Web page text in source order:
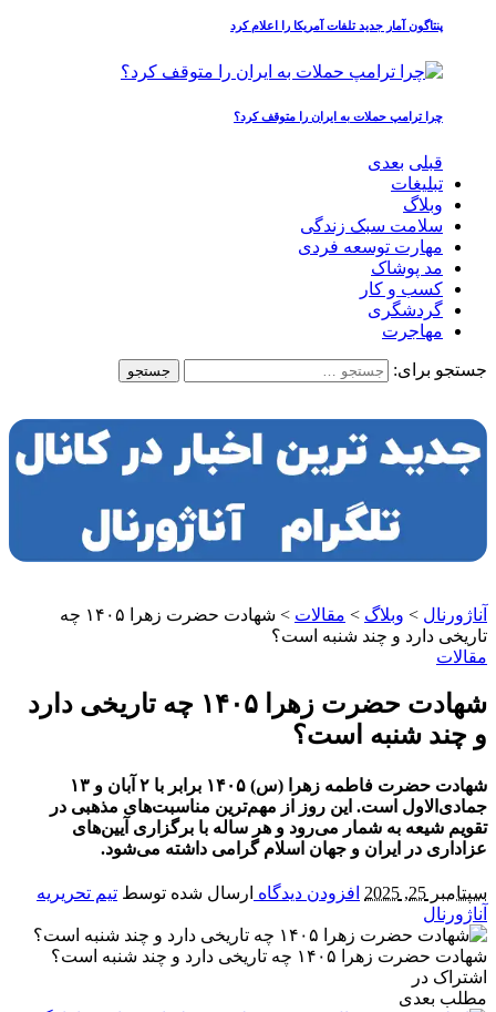
پنتاگون آمار جدید تلفات آمریکا را اعلام کرد
چرا ترامپ حملات به ایران را متوقف کرد؟
قبلی بعدی
تبلیغات
وبلاگ
سلامت سبک زندگی
مهارت توسعه فردی
مد پوشاک
کسب و کار
گردشگری
مهاجرت
جستجو برای:
آناژورنال > وبلاگ > مقالات >
شهادت حضرت زهرا ۱۴۰۵ چه
تاریخی دارد و چند شنبه است؟
مقالات
شهادت حضرت زهرا ۱۴۰۵ چه تاریخی دارد
و چند شنبه است؟
شهادت حضرت فاطمه زهرا (س) ۱۴۰۵ برابر با ۲ آبان و ۱۳
جمادی‌الاول است. این روز از مهم‌ترین مناسبت‌های مذهبی در
تقویم شیعه به شمار می‌رود و هر ساله با برگزاری آیین‌های
عزاداری در ایران و جهان اسلام گرامی داشته می‌شود.
سپتامبر 25, 2025 افزودن دیدگاه ارسال شده توسط تیم تحریریه
آناژورنال
شهادت حضرت زهرا ۱۴۰۵ چه تاریخی دارد و چند شنبه است؟
اشتراک در
مطلب بعدی